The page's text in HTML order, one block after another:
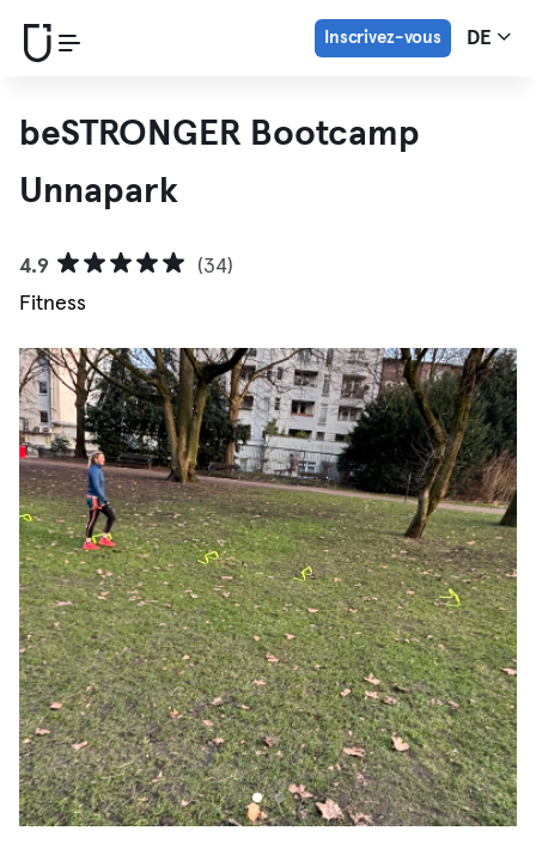
Inscrivez-vous DE
beSTRONGER Bootcamp
Unnapark
4.9
(34)
Fitness